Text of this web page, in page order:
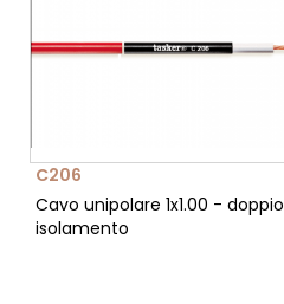
C206
Cavo unipolare 1x1.00 - doppio
isolamento